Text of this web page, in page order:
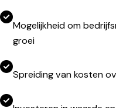
Mogelijkheid om
groei
Spreiding van kosten